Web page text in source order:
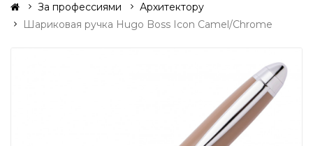
За профессиями
Архитектору
Шариковая ручка Hugo Boss Icon Camel/Chrome